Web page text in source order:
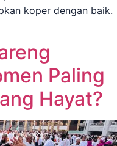
koper dengan baik.
Paling
Hayat?